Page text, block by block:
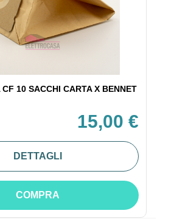
10 SACCHI CARTA X BENNET
15,00 €
DETTAGLI
COMPRA